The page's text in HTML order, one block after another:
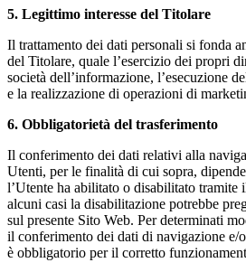
5. Legittimo interesse del Titolare
Il trattamento dei dati personali si fonda
del Titolare, quale l’esercizio dei propri
società dell’informazione, l’esecuzione
e la realizzazione di operazioni di
6. Obbligatorietà del trasferimento
Il conferimento dei dati relativi alla
Utenti, per le finalità di cui sopra,
l’Utente ha abilitato o disabilitato tramite
alcuni casi la disabilitazione potrebbe
sul presente Sito Web. Per determinati
il conferimento dei dati di navigazione e/
è obbligatorio per il corretto